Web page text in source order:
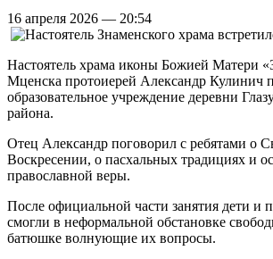
16 апреля 2026 — 20:54
Настоятель храма иконы Божией Матери
Мценска протоиерей Александр Кулинич
образовательное учреждение деревни
района.
Отец Александр поговорил с ребятами о
Воскресении, о пасхальных традициях и
православной веры.
После официальной части занятия дети и
смогли в неформальной обстановке
батюшке волнующие их вопросы.